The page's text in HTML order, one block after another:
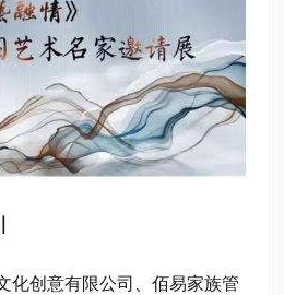
化创意有限公司、佰易家族管